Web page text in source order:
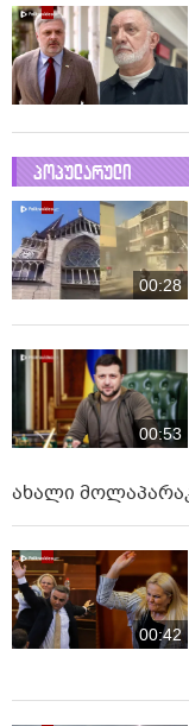
პოპულარული
00:28
00:53
ახალი
00:42